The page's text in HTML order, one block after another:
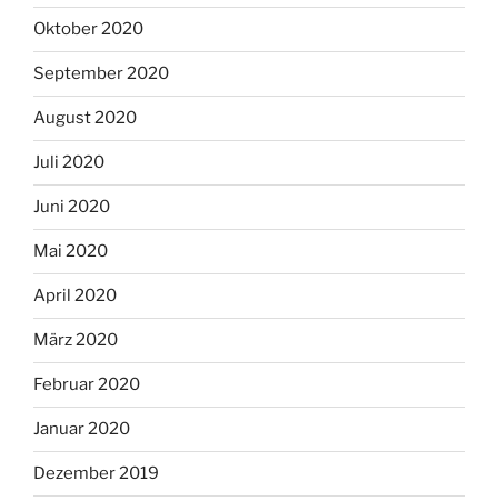
Oktober 2020
September 2020
August 2020
Juli 2020
Juni 2020
Mai 2020
April 2020
März 2020
Februar 2020
Januar 2020
Dezember 2019